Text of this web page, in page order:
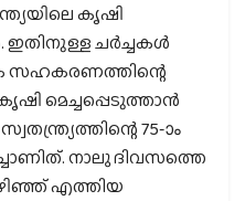
കൃഷി
ഇതിനുള്ള ചര്‍ച്ചകള്‍
സഹകരണത്തിന്റെ
കൃഷി മെച്ചപ്പെടുത്താന്‍
75-ാം
നാലു ദിവസത്തെ
എത്തിയ